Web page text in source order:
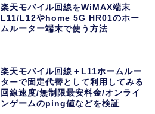
楽天モバイル回線をWiMAX端末
L11/L12やhome 5G HR01のホー
ムルーター端末で使う方法
楽天モバイル回線＋L11ホームルー
ターで固定代替として利用してみる
回線速度/無制限最安料金/オンライ
ンゲームのping値などを検証